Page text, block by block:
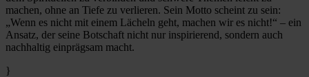
machen, ohne an Tiefe zu verlieren. Sein Motto scheint zu sein:
„Wenn es nicht mit einem Lächeln geht, machen wir es nicht!“ – ein
Ansatz, der seine Botschaft nicht nur inspirierend, sondern auch
nachhaltig einprägsam macht.
}